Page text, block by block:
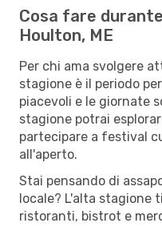
Cosa fare
Houlton, ME
Per chi ama svolgere
stagione è il periodo
piacevoli e le giornate
stagione potrai
partecipare a festival
all'aperto.
Stai pensando di
locale? L'alta stagione
ristoranti, bistrot e